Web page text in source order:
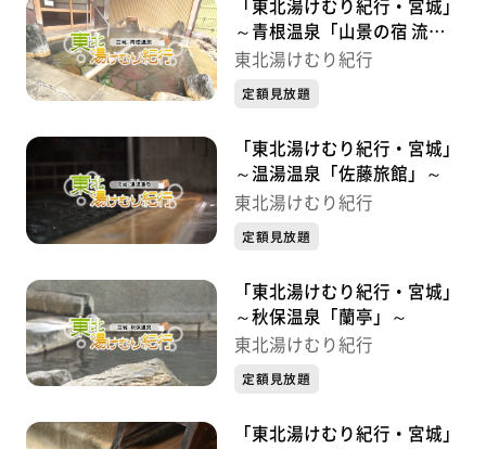
「東北湯けむり紀行・宮城」
～青根温泉「山景の宿 流
辿」～
東北湯けむり紀行
定額見放題
「東北湯けむり紀行・宮城」
～温湯温泉「佐藤旅館」～
東北湯けむり紀行
定額見放題
「東北湯けむり紀行・宮城」
～秋保温泉「蘭亭」～
東北湯けむり紀行
定額見放題
「東北湯けむり紀行・宮城」